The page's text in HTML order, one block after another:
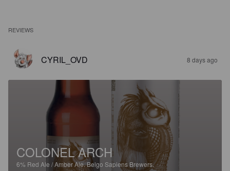
REVIEWS
CYRIL_OVD 8 days ago
COLONEL ARCH
6% Red Ale / Amber Ale.Belgo Sapiens Brewers.